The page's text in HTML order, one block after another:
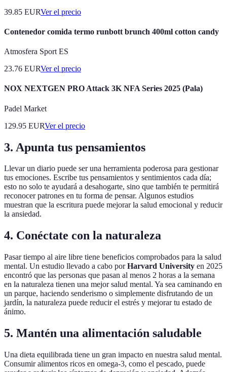
39.85 EURVer el precio
Contenedor comida termo runbott brunch 400ml cotton candy
Atmosfera Sport ES
23.76 EURVer el precio
NOX NEXTGEN PRO Attack 3K NFA Series 2025 (Pala)
Padel Market
129.95 EURVer el precio
3. Apunta tus pensamientos
Llevar un diario puede ser una herramienta poderosa para gestionar
tus emociones. Escribe tus pensamientos y sentimientos cada día;
esto no solo te ayudará a desahogarte, sino que también te permitirá
reconocer patrones en tu forma de pensar. Algunos estudios
muestran que la escritura puede mejorar la salud emocional y reducir
la ansiedad.
4. Conéctate con la naturaleza
Pasar tiempo al aire libre tiene beneficios comprobados para la salud
mental. Un estudio llevado a cabo porHarvard University en 2025
encontró que las personas que pasan al menos 2 horas a la semana
en la naturaleza tienen una mejor salud mental. Ya sea caminando en
un parque, haciendo senderismo o simplemente disfrutando de un
jardín, la naturaleza puede reducir el estrés y mejorar tu estado de
ánimo.
5. Mantén una alimentación saludable
Una dieta equilibrada tiene un gran impacto en nuestra salud mental.
Consumir alimentos ricos en omega-3, como el pescado, puede